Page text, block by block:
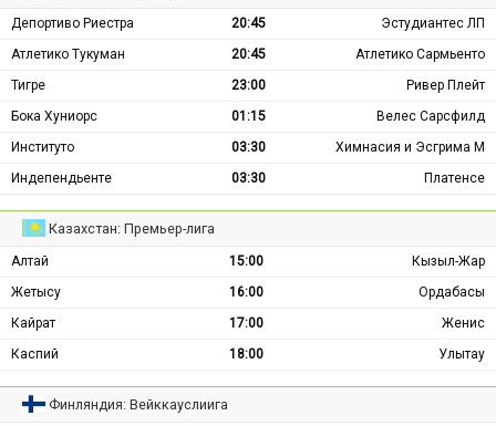
Депортиво Риестра 20:45
Эстудиантес ЛП
Атлетико Тукуман
20:45
Атлетико Сармьенто
Тигре
23:00
Ривер Плейт
Бока Хуниорс
01:15
Велес Сарсфилд
Институто
03:30
Химнасия и Эсгрима М
Индепендьенте
03:30 Платенсе
Казахстан: Премьер-лига
Алтай 15:00
Кызыл-Жар
Жетысу
16:00
Ордабасы
Кайрат
17:00
Женис
Каспий
18:00 Улытау
Финляндия: Вейккауслиига